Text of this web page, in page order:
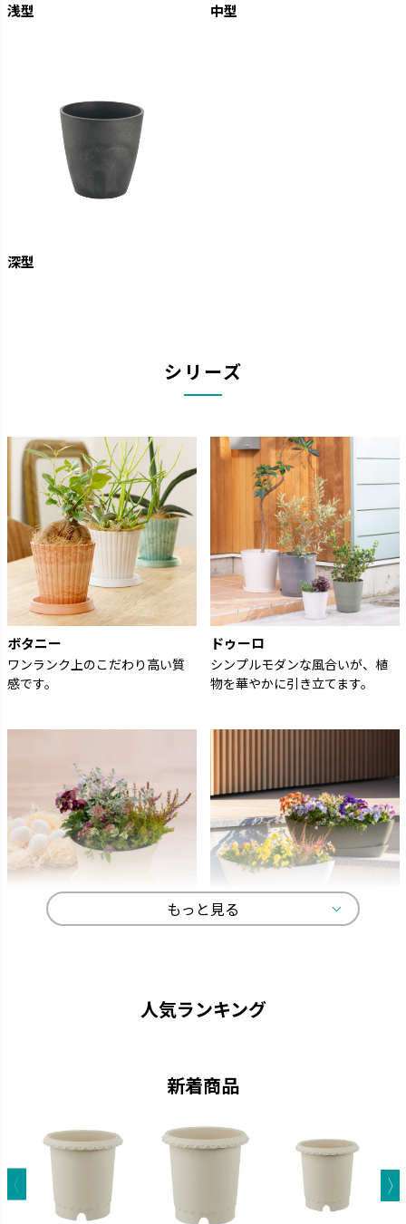
浅型 中型
深型
シリーズ
ボタニー
ワンランク上のこだわり高い質
感です。
ドゥーロ
シンプルモダンな風合いが、植
物を華やかに引き立てます。
もっと見る
人気ランキング
新着商品